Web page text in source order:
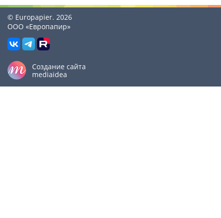
© Europapier. 2026
ООО «Европапир»
Создание сайта
mediaidea